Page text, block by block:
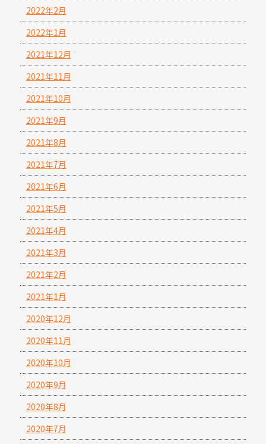
2022年2月
2022年1月
2021年12月
2021年11月
2021年10月
2021年9月
2021年8月
2021年7月
2021年6月
2021年5月
2021年4月
2021年3月
2021年2月
2021年1月
2020年12月
2020年11月
2020年10月
2020年9月
2020年8月
2020年7月